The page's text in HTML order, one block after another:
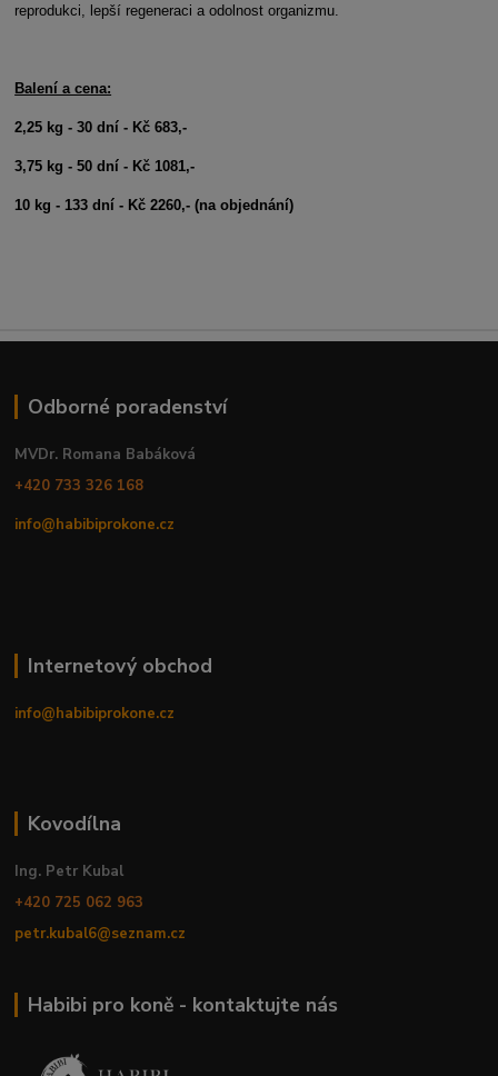
reprodukci, lepší regeneraci a odolnost organizmu.
Balení a cena:
2,25 kg - 30 dní - Kč 683,-
3,75 kg - 50 dní - Kč 1081,-
10 kg - 133 dní - Kč 2260,- (na objednání)
Odborné poradenství
MVDr. Romana Babáková
+420 733 326 168
info@habibiprokone.cz
Internetový obchod
info@habibiprokone.cz
Kovodílna
Ing. Petr Kubal
+420 725 062 963
petr.kubal6@seznam.cz
Habibi pro koně - kontaktujte nás